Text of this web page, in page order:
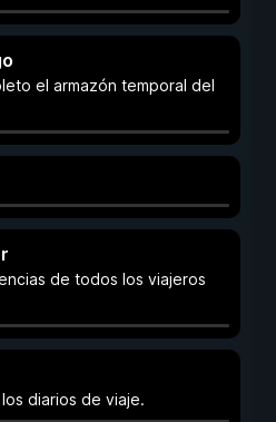
el armazón temporal del
de todos los viajeros
diarios de viaje.